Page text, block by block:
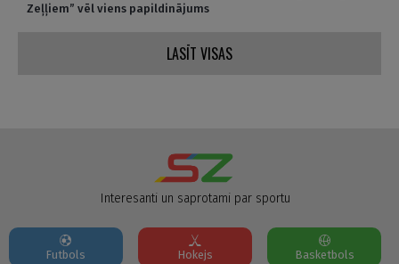
Zeļļiem” vēl viens papildinājums
LASĪT VISAS
Interesanti un saprotami par sportu
Futbols Hokejs Basketbols